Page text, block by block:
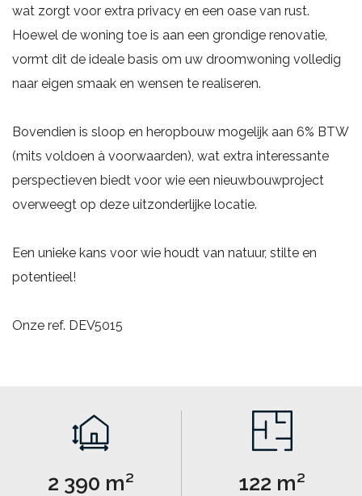
wat zorgt voor extra privacy en een oase van rust.
Hoewel de woning toe is aan een grondige renovatie,
vormt dit de ideale basis om uw droomwoning volledig
naar eigen smaak en wensen te realiseren.
Bovendien is sloop en heropbouw mogelijk aan 6% BTW
(mits voldoen à voorwaarden), wat extra interessante
perspectieven biedt voor wie een nieuwbouwproject
overweegt op deze uitzonderlijke locatie.
Een unieke kans voor wie houdt van natuur, stilte en
potentieel!
Onze ref. DEV5015
2 390 m² 122 m²